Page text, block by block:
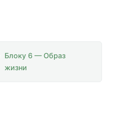
Блоку 6 — Образ
жизни